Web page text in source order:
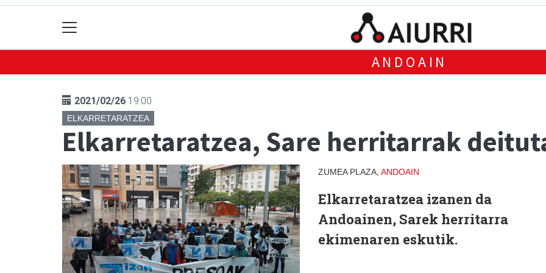
ANDOAIN
2021/02/26 19:00
ELKARRETARATZEA
Elkarretaratzea, Sare herritarrak
ZUMEA PLAZA, ANDOAIN
Elkarretaratzea izanen da
Andoainen, Sarek herritarra
ekimenaren eskutik.